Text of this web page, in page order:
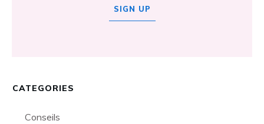
SIGN UP
CATEGORIES
Conseils